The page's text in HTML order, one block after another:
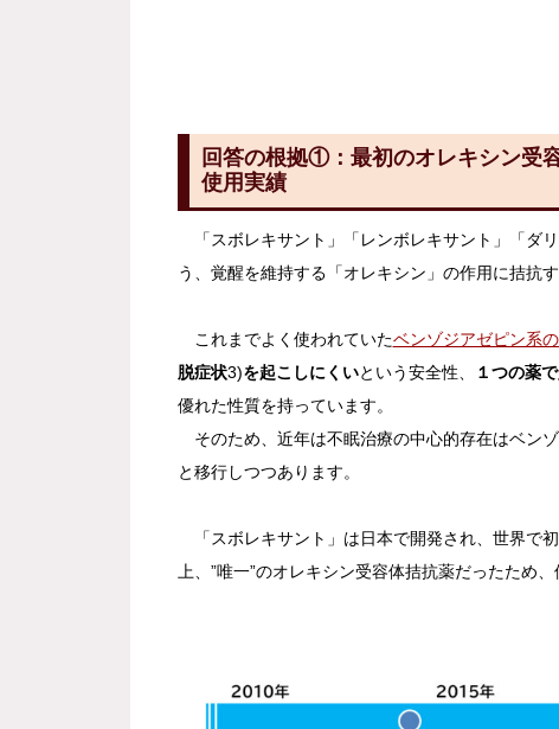
回答の根拠①：最初のオレキシン受
使用実績
「スボレキサント」「レンボレキサント」「ダ
う、覚醒を維持する「オレキシン」の作用に拮抗
これまでよく使われていたベンゾジアゼピン系
脱症状3)を起こしにくいという安全性、 １つの薬
優れた性質を持っています。
そのため、近年は不眠治療の中心的存在はベン
と移行しつつあります。
「スボレキサント」は日本で開発され、世界で
上、”唯一”のオレキシン受容体拮抗薬だったため